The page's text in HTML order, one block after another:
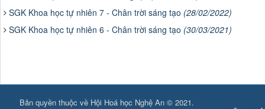
SGK Khoa học tự nhiên 7 - Chân trời sáng tạo (28/02/2022)
SGK Khoa học tự nhiên 6 - Chân trời sáng tạo (30/03/2021)
Bản quyền thuộc về Hội Hoá học Nghệ An © 2021.